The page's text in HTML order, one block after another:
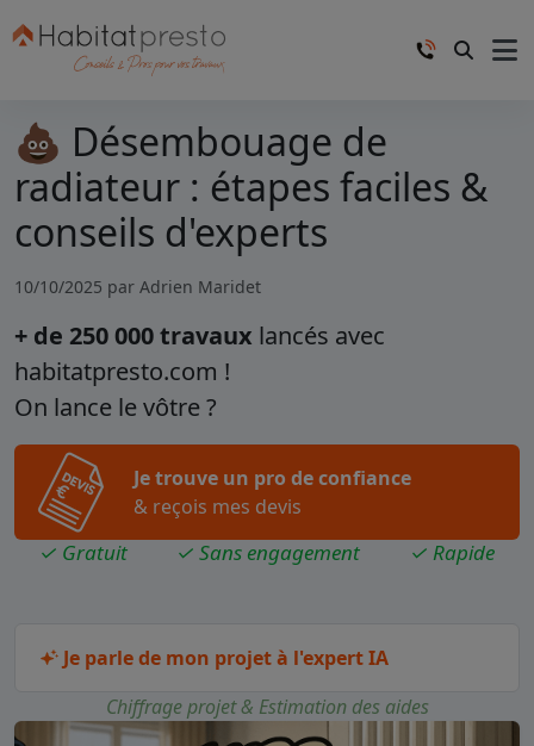
💩 Désembouage de
radiateur : étapes faciles &
conseils d'experts
10/10/2025 par Adrien Maridet
+ de 250 000 travaux lancés avec
habitatpresto.com !
On lance le vôtre ?
Je trouve un pro de confiance
& reçois mes devis
✓ Gratuit ✓ Sans engagement ✓ Rapide
Je parle de mon projet à l'expert IA
Chiffrage projet & Estimation des aides